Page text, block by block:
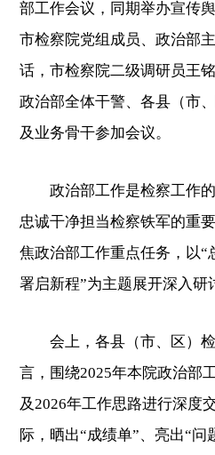
部工作会议，同期举办宣传
市检察院党组成员、政治部
话，市检察院二级调研员王
政治部全体干警、各县（市
及业务骨干参加会议。
政治部工作是检察工作的
忠诚干净担当检察铁军的重
焦政治部工作重点任务，以“
署启新程”为主题展开深入研
会上，各县（市、区）检
言，围绕2025年本院政治部
及2026年工作思路进行深度
际，晒出“成绩单”、亮出“问